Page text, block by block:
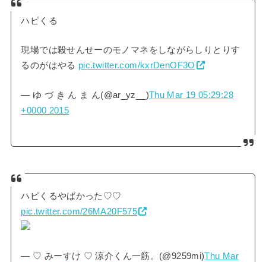
ハピくる
現場では殺せんせーのモノマネをしながらしりとりす
るのがはやる pic.twitter.com/kxrDenOF3O
— ゆ づ き ん ま ん(@ar_yz__)Thu Mar 19 05:29:28
+0000 2015
ハピくるやばかった♡♡
pic.twitter.com/26MA20F575
— ♡ みーすけ ♡ 涼介くん一筋。(@9259mi)Thu Mar